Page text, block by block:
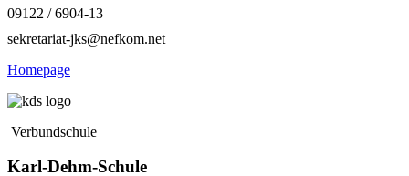
09122 / 6904-13
sekretariat-jks@nefkom.net
Homepage
Verbundschule
Karl-Dehm-Schule